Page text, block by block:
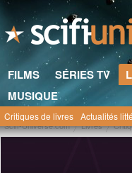
FILMS SÉRIES TV
MUSIQUE
Critiques de livres Actualités
Scifi-Universe.com Livres